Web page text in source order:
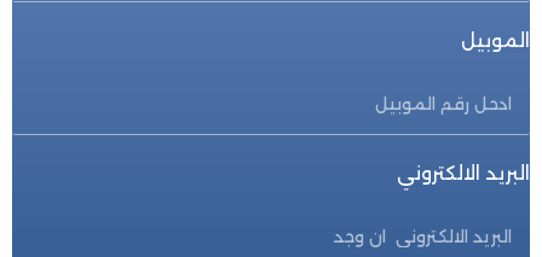
الموبيل
البريد الالكتروني